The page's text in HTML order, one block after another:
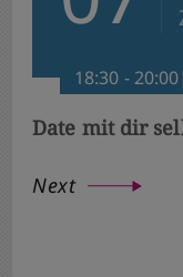
18:30 -
Date mit dir
Next